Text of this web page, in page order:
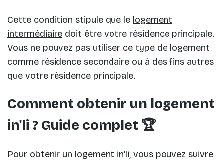
Cette condition stipule que le logement
intermédiaire doit être votre résidence principale.
Vous ne pouvez pas utiliser ce type de logement
comme résidence secondaire ou à des fins autres
que votre résidence principale.
Comment obtenir un logement
in'li ? Guide complet 🏆
Pour obtenir un logement in'li, vous pouvez suivre